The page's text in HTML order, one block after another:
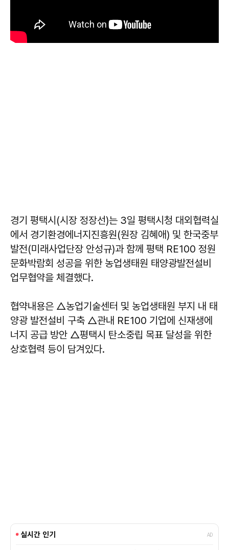
경기 평택시(시장 정장선)는 3일 평택시청 대외협력실
에서 경기환경에너지진흥원(원장 김혜애) 및 한국중부
발전(미래사업단장 안성규)과 함께 평택 RE100 정원
문화박람회 성공을 위한 농업생태원 태양광발전설비
업무협약을 체결했다.
협약내용은 △농업기술센터 및 농업생태원 부지 내 태
양광 발전설비 구축 △관내 RE100 기업에 신재생에
너지 공급 방안 △평택시 탄소중립 목표 달성을 위한
상호협력 등이 담겨있다.